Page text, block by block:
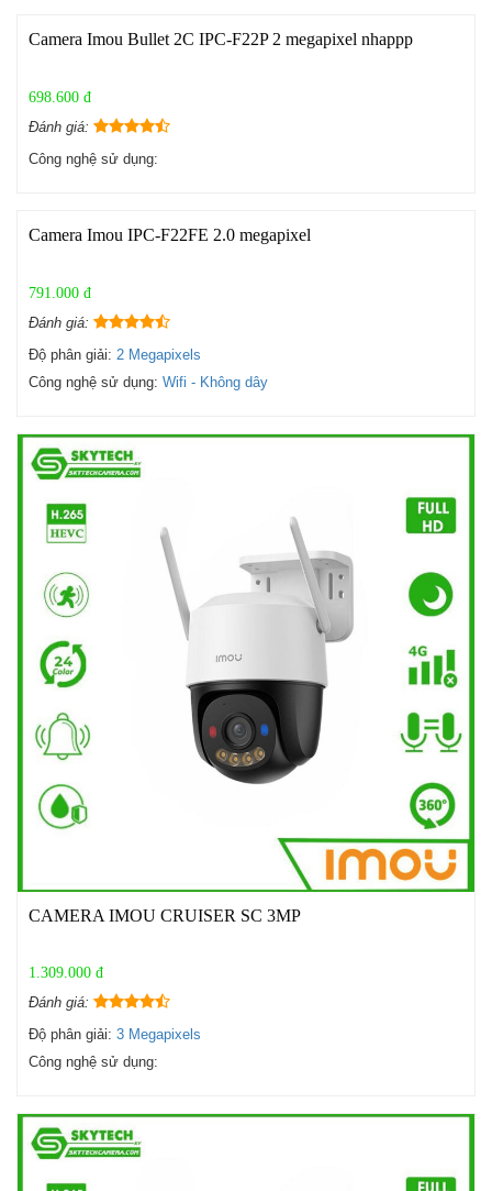
Camera Imou Bullet 2C IPC-F22P 2 megapixel nhappp
698.600 đ
Đánh giá:
Công nghệ sử dụng:
Camera Imou IPC-F22FE 2.0 megapixel
791.000 đ
Đánh giá:
Độ phân giải: 2 Megapixels
Công nghệ sử dụng: Wifi - Không dây
CAMERA IMOU CRUISER SC 3MP
1.309.000 đ
Đánh giá:
Độ phân giải: 3 Megapixels
Công nghệ sử dụng: